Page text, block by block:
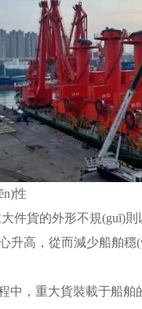
性
件貨的外形不規(guī)
高，從而減少船舶穩(wěn)
，重大貨裝載于船舶